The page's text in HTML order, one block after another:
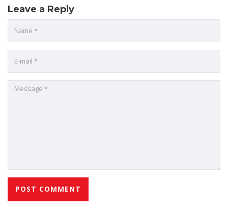
Leave a Reply